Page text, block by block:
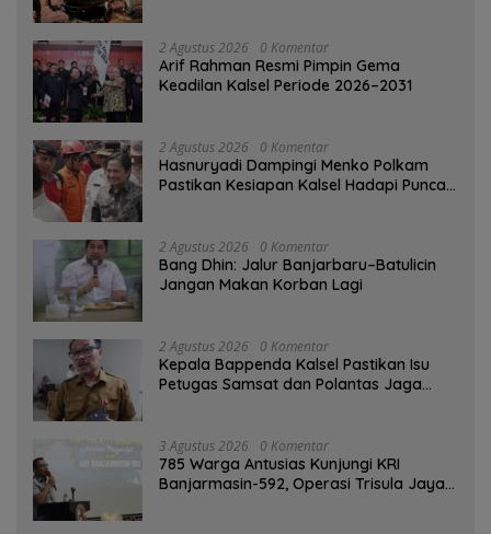
2 Agustus 2026 0 Komentar
Arif Rahman Resmi Pimpin Gema
Keadilan Kalsel Periode 2026–2031
2 Agustus 2026 0 Komentar
Hasnuryadi Dampingi Menko Polkam
Pastikan Kesiapan Kalsel Hadapi Puncak
2 Agustus 2026 0 Komentar
Bang Dhin: Jalur Banjarbaru–Batulicin
Jangan Makan Korban Lagi
2 Agustus 2026 0 Komentar
Kepala Bappenda Kalsel Pastikan Isu
Petugas Samsat dan Polantas Jaga
3 Agustus 2026 0 Komentar
785 Warga Antusias Kunjungi KRI
Banjarmasin-592, Operasi Trisula Jaya